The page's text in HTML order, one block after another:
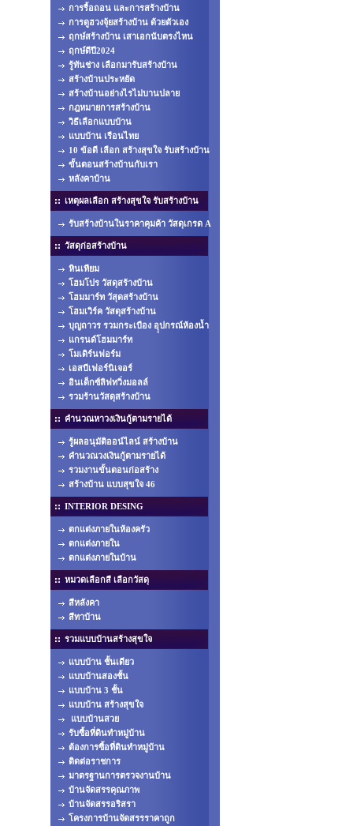
การรื้อถอน และการสร้างบ้าน
การดูฮวงจุ้ยสร้างบ้าน ด้วยตัวเอง
ฤกษ์สร้างบ้าน เสาเอกนับตรงไหน
ฤกษ์ดีปี2024
รู้ทันช่าง เลือกมารับสร้างบ้าน
สร้างบ้านประหยัด
สร้างบ้านอย่างไรไม่บานปลาย
กฎหมายการสร้างบ้าน
วิธีเลือกแบบบ้าน
แบบบ้าน เรือนไทย
10 ข้อดี เลือก สร้างสุขใจ รับสร้างบ้าน
ขั้นตอนสร้างบ้านกับเรา
หลังคาบ้าน
เหตุผลเลือก สร้างสุขใจ รับสร้างบ้าน
รับสร้างบ้านในราคาคุมค้า วัสดุเกรด A
วัสดุก่อสร้างบ้าน
หินเทียม
โฮมโปร วัสดุสร้างบ้าน
โฮมมาร์ท วัสุดสร้างบ้าน
โฮมเวิร์ค วัสดุสร้างบ้าน
บุญถาวร รวมกระเบือง อุุปกรณ์ห้องน้ำ
แกรนด์โฮมมาร์ท
โมเดิร์นฟอร์ม
เอสบีเฟอร์นิเจอร์
อินเด็กซ์ลิฟทวิ่งมอลล์
รวมร้านวัสดุสร้างบ้าน
คำนวณหาวงเงินกู้ตามรายได้
รู้ผลอนุมัติออน์ไลน์ สร้างบ้าน
คำนวณวงเงินกู้ตามรายได้
รวมงานขั้นตอนก่อสร้าง
สร้างบ้าน แบบสุขใจ 46
INTERIOR DESING
ตกแต่งภายในห้องครัว
ตกแต่งภายใน
ตกแต่งภายในบ้าน
หมวดเลือกสี เลือกวัสดุ
สีหลังคา
สีทาบ้าน
รวมแบบบ้านสร้างสุขใจ
แบบบ้าน ชั้นเดียว
แบบบ้านสองชั้น
แบบบ้าน 3 ชั้น
แบบบ้าน สร้างสุขใจ
แบบบ้านสวย
รับซื้อที่ดินทำหมู่บ้าน
ต้องการซื้อที่ดินทำหมู่บ้าน
ติดต่อราชการ
มาตรฐานการตรวจงานบ้าน
บ้านจัดสรรคุณภาพ
บ้านจัดสรรอริสรา
โครงการบ้านจัดสรรราคาถูก